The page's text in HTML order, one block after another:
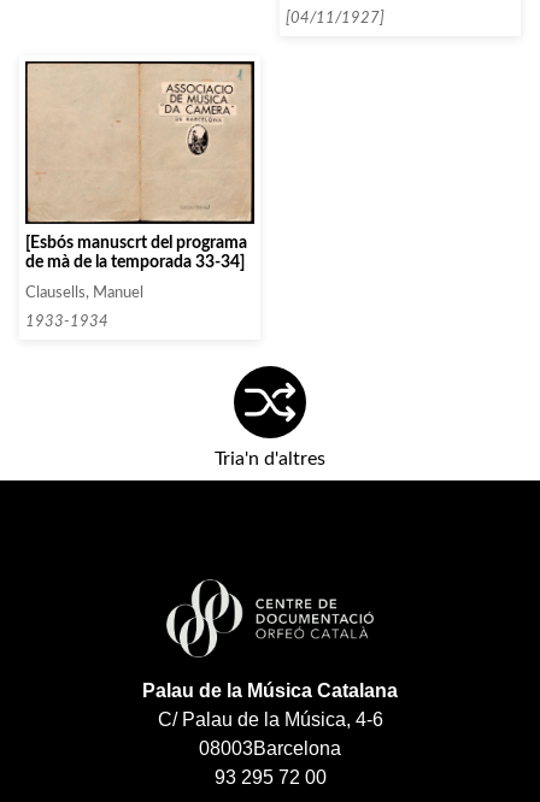
d’un concert de Tino Folgar]
[04/11/1927]
[Esbós manuscrt del programa
de mà de la temporada 33-34]
Clausells, Manuel
1933-1934
Tria'n d'altres
Palau de la Música Catalana
C/ Palau de la Música, 4-6
08003Barcelona
93 295 72 00